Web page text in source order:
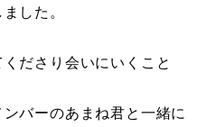
した。
ださり会いにいくこと
バーのあまね君と一緒に